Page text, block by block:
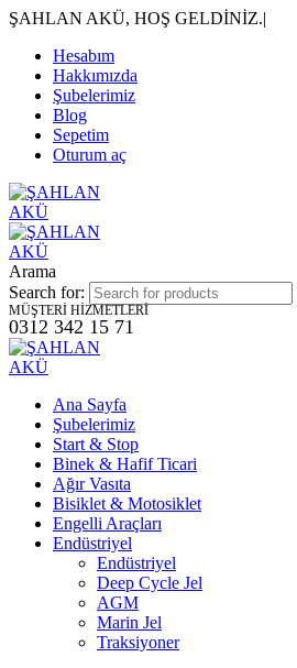
ŞAHLAN AKÜ, HOŞ GELDİNİZ.|
Hesabım
Hakkımızda
Şubelerimiz
Blog
Sepetim
Oturum aç
Arama
Search for:
MÜŞTERİ HİZMETLERİ
0312 342 15 71
Ana Sayfa
Şubelerimiz
Start & Stop
Binek & Hafif Ticari
Ağır Vasıta
Bisiklet & Motosiklet
Engelli Araçları
Endüstriyel
Endüstriyel
Deep Cycle Jel
AGM
Marin Jel
Traksiyoner